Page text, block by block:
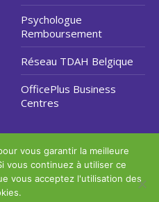
Psychologue
Remboursement
Réseau TDAH Belgique
OfficePlus Business
Centres
© 2026
Fumer.
réservés.
psychothérapeutes et
vous garantir la meilleure
vous continuez à utiliser ce
vous acceptez l'utilisation des